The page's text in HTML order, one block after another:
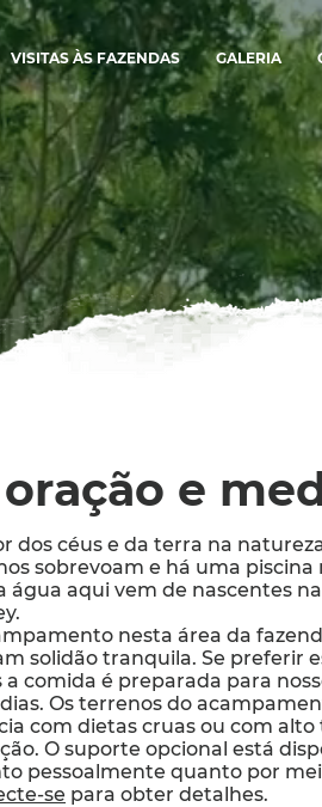
VISITAS ÀS FAZENDAS GALERIA
dos céus e da terra na
sobrevoam e há uma
água aqui vem de nascentes
nesta área da
solidão tranquila. Se preferir
a comida é preparada para
Os terrenos do
com dietas cruas ou com
O suporte opcional está
pessoalmente quanto por
se para obter detalhes.
e